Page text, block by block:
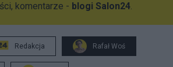
komentarze - blogi Salon24.
Redakcja Rafał Woś